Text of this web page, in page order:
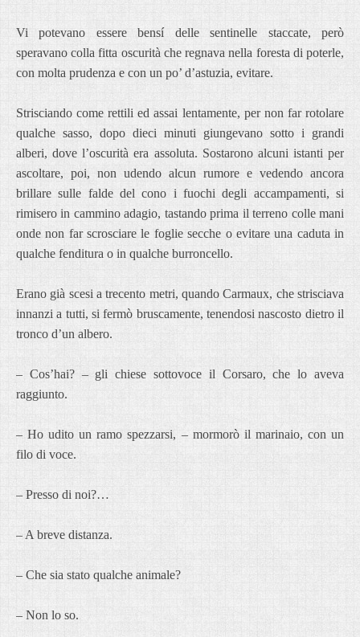
Vi potevano essere bensí delle sentinelle staccate, però
speravano colla fitta oscurità che regnava nella foresta di poterle,
con molta prudenza e con un po’ d’astuzia, evitare.
Strisciando come rettili ed assai lentamente, per non far rotolare
qualche sasso, dopo dieci minuti giungevano sotto i grandi
alberi, dove l’oscurità era assoluta. Sostarono alcuni istanti per
ascoltare, poi, non udendo alcun rumore e vedendo ancora
brillare sulle falde del cono i fuochi degli accampamenti, si
rimisero in cammino adagio, tastando prima il terreno colle mani
onde non far scrosciare le foglie secche o evitare una caduta in
qualche fenditura o in qualche burroncello.
Erano già scesi a trecento metri, quando Carmaux, che strisciava
innanzi a tutti, si fermò bruscamente, tenendosi nascosto dietro il
tronco d’un albero.
– Cos’hai? – gli chiese sottovoce il Corsaro, che lo aveva
raggiunto.
– Ho udito un ramo spezzarsi, – mormorò il marinaio, con un
filo di voce.
– Presso di noi?…
– A breve distanza.
– Che sia stato qualche animale?
– Non lo so.